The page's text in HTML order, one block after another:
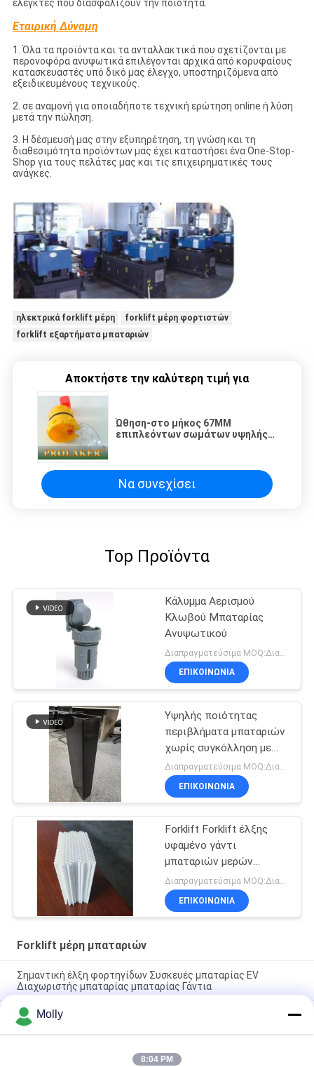
ελεγκτές που διασφαλίζουν την ποιότητα.
Εταιρική Δύναμη
1. Όλα τα προϊόντα και τα ανταλλακτικά που σχετίζονται με
περονοφόρα ανυψωτικά επιλέγονται αρχικά από κορυφαίους
κατασκευαστές υπό δικό μας έλεγχο, υποστηριζόμενα από
εξειδικευμένους τεχνικούς.
2. σε αναμονή για οποιαδήποτε τεχνική ερώτηση online ή λύση
μετά την πώληση.
3. Η δέσμευσή μας στην εξυπηρέτηση, τη γνώση και τη
διαθεσιμότητα προϊόντων μας έχει καταστήσει ένα One-Stop-
Shop για τους πελάτες μας και τις επιχειρηματικές τους
ανάγκες.
ηλεκτρικά forklift μέρη
forklift μέρη φορτιστών
forklift εξαρτήματα μπαταριών
Αποκτήστε την καλύτερη τιμή για
Ώθηση-στο μήκος 67MM
επιπλεόντων σωμάτων υψηλής
Να συνεχίσει
Top Προϊόντα
Κάλυμμα Αερισμού
Κλωβού Μπαταρίας
Ανυψωτικού
ΕΠΙΚΟΙΝΩΝΙΑ
Υψηλής ποιότητας
περιβλήματα μπαταριών
χωρίς συγκόλληση με
100% πρωτόγονο υλικό
PP και προσαρμόσιμα
μεγέθη - BCI Box
Διαπραγματεύσιμα MOQ:Διαπραγματεύσιμος
ΕΠΙΚΟΙΝΩΝΙΑ
Forklift Forklift έλξης
υφαμένο γάντι
μπαταριών μερών
μπαταριών
15tubesTubular
Διαπραγματεύσιμα MOQ:Διαπραγματεύσιμος
ΕΠΙΚΟΙΝΩΝΙΑ
Forklift μέρη μπαταριών
Σημαντική έλξη φορτηγίδων Συσκευές μπαταρίας EV
Διαχωριστής μπαταρίας μπαταρίας Γάντια
Επαγγελματικό μαύρο χρώμα βιδών μπουλονιών μπαταριών
έλξης M10 με το πλαστικό κεφάλι
Forklift μεγέθους Μ μέρη μπαταριών, μήκος 67mm
Molly
8:04 PM